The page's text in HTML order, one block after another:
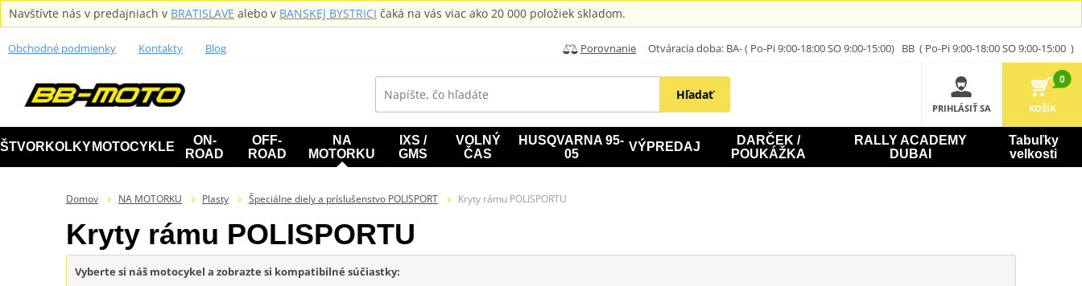
Navštívte nás v predajniach v BRATISLAVE alebo v BANSKEJ BYSTRICI čaká na vás viac ako 20 000 položiek skladom.
Obchodné podmienky Kontakty Blog Porovnanie Otváracia doba: BA- ( Po-Pi 9:00-18:00 SO 9:00-15:00) BB ( Po-Pi 9:00-18:00 SO 9:00-15:00 )
Hľadať
PRIHLÁSIŤ SA
0
KOŠÍK
ŠTVORKOLKY MOTOCYKLE
ON-
ROAD
OFF-
ROAD
NA
MOTORKU
IXS /
GMS
VOLNÝ
ČAS
HUSQVARNA 95-
05
VÝPREDAJ
DARČEK /
POUKÁŽKA
RALLY ACADEMY
DUBAI
Tabuľky
velkosti
Domov NA MOTORKU Plasty Špeciálne diely a príslušenstvo POLISPORT Kryty rámu POLISPORTU
Kryty rámu POLISPORTU
Vyberte si náš motocykel a zobrazte si kompatibilné súčiastky: